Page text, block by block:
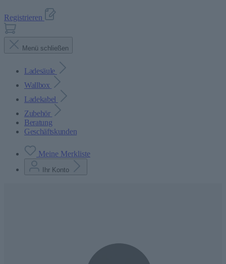
Registrieren
Menü schließen
Ladesäule
Wallbox
Ladekabel
Zubehör
Beratung
Geschäftskunden
Meine Merkliste
Ihr Konto